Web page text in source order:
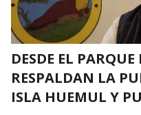
DESDE EL
RESPALDAN LA
ISLA HUEMUL Y